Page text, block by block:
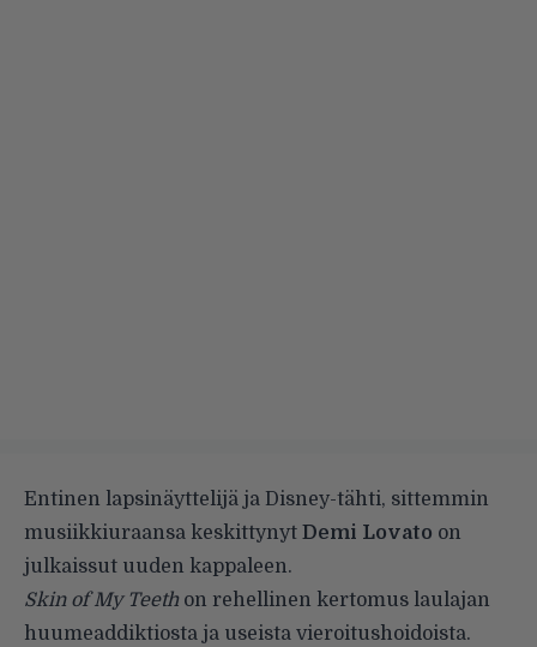
Entinen lapsinäyttelijä ja Disney-tähti, sittemmin
musiikkiuraansa keskittynyt Demi Lovato on
julkaissut uuden kappaleen.
Skin of My Teeth on rehellinen kertomus laulajan
huumeaddiktiosta ja useista vieroitushoidoista.